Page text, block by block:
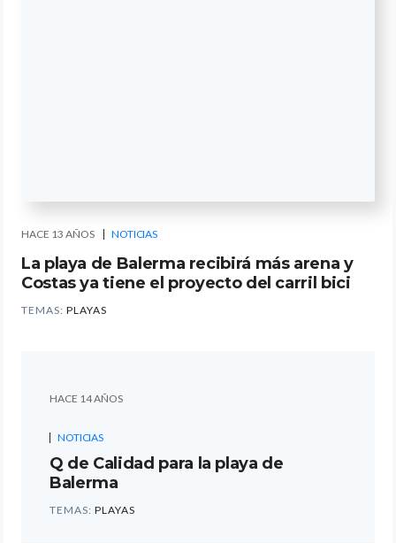
HACE 13 AÑOS NOTICIAS
La playa de Balerma recibirá más arena y
Costas ya tiene el proyecto del carril bici
TEMAS: PLAYAS
HACE 14 AÑOS
NOTICIAS
Q de Calidad para la playa de
Balerma
TEMAS: PLAYAS